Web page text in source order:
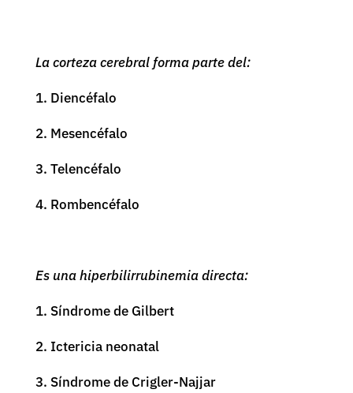
La corteza cerebral forma parte del:
1. Diencéfalo
2. Mesencéfalo
3. Telencéfalo
4. Rombencéfalo
Es una hiperbilirrubinemia directa:
1. Síndrome de Gilbert
2. Ictericia neonatal
3. Síndrome de Crigler-Najjar